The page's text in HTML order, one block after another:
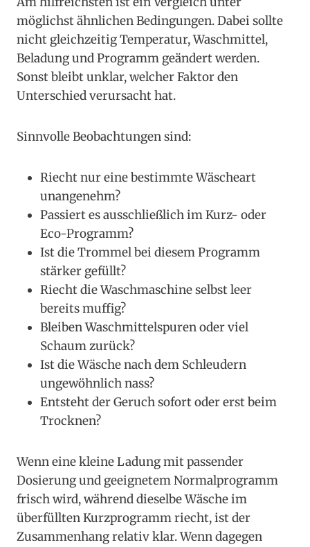
möglichst ähnlichen Bedingungen. Dabei sollte
nicht gleichzeitig Temperatur, Waschmittel,
Beladung und Programm geändert werden.
Sonst bleibt unklar, welcher Faktor den
Unterschied verursacht hat.
Sinnvolle Beobachtungen sind:
Riecht nur eine bestimmte Wäscheart
unangenehm?
Passiert es ausschließlich im Kurz- oder
Eco-Programm?
Ist die Trommel bei diesem Programm
stärker gefüllt?
Riecht die Waschmaschine selbst leer
bereits muffig?
Bleiben Waschmittelspuren oder viel
Schaum zurück?
Ist die Wäsche nach dem Schleudern
ungewöhnlich nass?
Entsteht der Geruch sofort oder erst beim
Trocknen?
Wenn eine kleine Ladung mit passender
Dosierung und geeignetem Normalprogramm
frisch wird, während dieselbe Wäsche im
überfüllten Kurzprogramm riecht, ist der
Zusammenhang relativ klar. Wenn dagegen